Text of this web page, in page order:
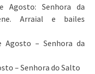
Agosto: Senhora da
Arraial e bailes
Agosto – Senhora da
– Senhora do Salto